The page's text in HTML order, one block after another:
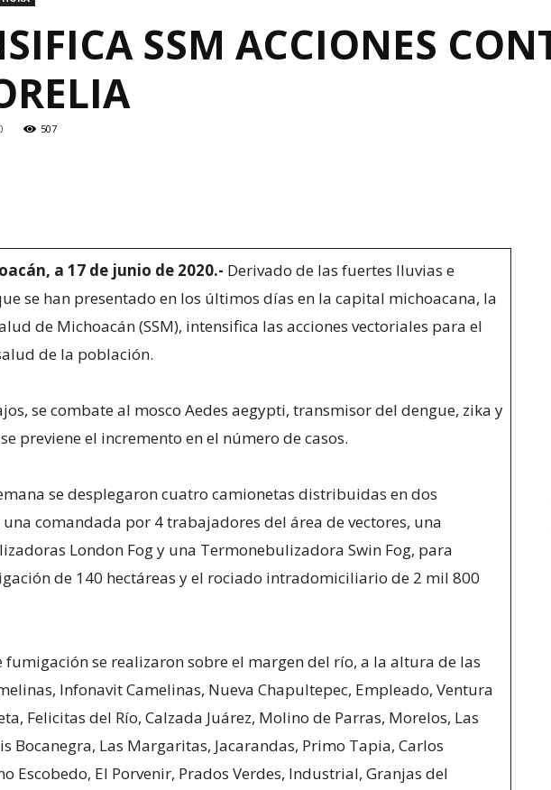
SSM ACCIONES
507
a 17 de junio de 2020.- Derivado de las fuertes lluvias e
se han presentado en los últimos días en la capital michoacana, la
de Michoacán (SSM), intensifica las acciones vectoriales para el
de la población.
se combate al mosco Aedes aegypti, transmisor del dengue, zika y
previene el incremento en el número de casos.
se desplegaron cuatro camionetas distribuidas en dos
comandada por 4 trabajadores del área de vectores, una
London Fog y una Termonebulizadora Swin Fog, para
de 140 hectáreas y el rociado intradomiciliario de 2 mil 800
fumigación se realizaron sobre el margen del río, a la altura de las
Infonavit Camelinas, Nueva Chapultepec, Empleado, Ventura
Felicitas del Río, Calzada Juárez, Molino de Parras, Morelos, Las
Bocanegra, Las Margaritas, Jacarandas, Primo Tapia, Carlos
Escobedo, El Porvenir, Prados Verdes, Industrial, Granjas del